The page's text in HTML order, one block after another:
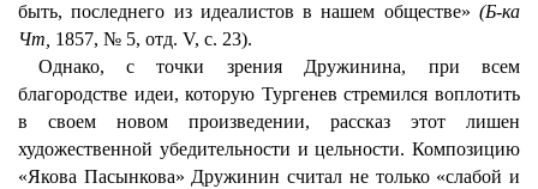
быть, последнего из идеалистов в нашем обществе» (Б-ка
Чт, 1857, № 5, отд. V, с. 23).
Однако, с точки зрения Дружинина, при всем
благородстве идеи, которую Тургенев стремился воплотить
в своем новом произведении, рассказ этот лишен
художественной убедительности и цельности. Композицию
«Якова Пасынкова» Дружинин считал не только «слабой и